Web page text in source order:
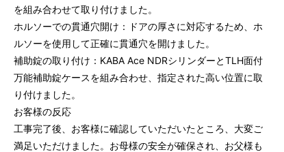
を組み合わせて取り付けました。
ホルソーでの貫通穴開け：ドアの厚さに対応するため、ホ
ルソーを使用して正確に貫通穴を開けました。
補助錠の取り付け：KABA Ace NDRシリンダーとTLH面付
万能補助錠ケースを組み合わせ、指定された高い位置に取
り付けました。
お客様の反応
工事完了後、お客様に確認していただいたところ、大変ご
満足いただけました。お母様の安全が確保され、お父様も